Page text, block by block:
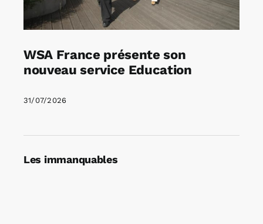
WSA France présente son
nouveau service Education
31/07/2026
Les immanquables